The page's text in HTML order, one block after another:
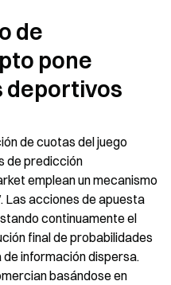
de
pone
deportivos
de cuotas del juego
de predicción
emplean un mecanismo
Las acciones de apuesta
continuamente el
final de probabilidades
información dispersa.
basándose en